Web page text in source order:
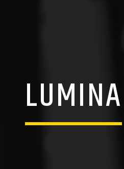
LUMINA